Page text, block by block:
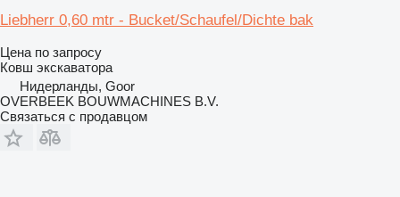
Liebherr 0,60 mtr - Bucket/Schaufel/Dichte bak
Цена по запросу
Ковш экскаватора
Нидерланды, Goor
OVERBEEK BOUWMACHINES B.V.
Связаться с продавцом